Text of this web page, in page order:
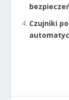
Czujniki